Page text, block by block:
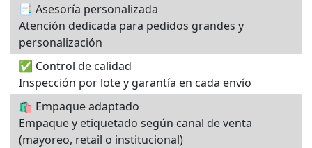
📑 Asesoría personalizada
Atención dedicada para pedidos grandes y
personalización
✅ Control de calidad
Inspección por lote y garantía en cada envío
🛍️ Empaque adaptado
Empaque y etiquetado según canal de venta
(mayoreo, retail o institucional)